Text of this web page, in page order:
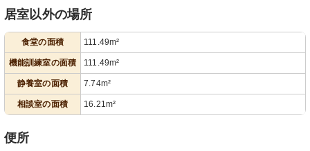
居室以外の場所
食堂の面積 111.49m²
機能訓練室の面積 111.49m²
静養室の面積 7.74m²
相談室の面積 16.21m²
便所